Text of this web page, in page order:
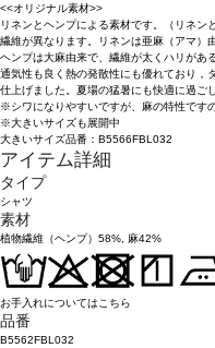
<<オリジナル素材>>
リネンとヘンプによる素材です。（リネン
繊維が異なります。リネンは亜麻（アマ）
ヘンプは大麻由来で、繊維が太くハリがあ
通気性も良く熱の発散性にも優れており，
仕上げました。夏場の猛暑にも快適に過ご
※シワになりやすいですが、麻の特性です
※大きいサイズも展開中
大きいサイズ品番：B5566FBL032
アイテム詳細
タイプ
シャツ
素材
植物繊維（ヘンプ）58%, 麻42%
お手入れについてはこちら
品番
B5562FBL032